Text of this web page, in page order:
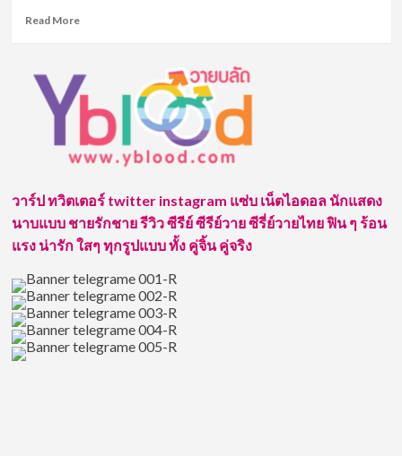
Read MoreRead
นกุล
หนุ่ม
หล่อ
หน้า
งาน
มากมาย
วาร์ป ทวิตเตอร์ twitter instagram แซ่บ เน็ตไอดอล นักแสดง
นาบแบบ ชายรักชาย รีวิว ซีรีย์ ซีรีย์วาย ซีรี่ย์วายไทย ฟิน ๆ ร้อน
แรง น่ารัก ใสๆ ทุกรูปแบบ ทั้ง คู่จิ้น คู่จริง